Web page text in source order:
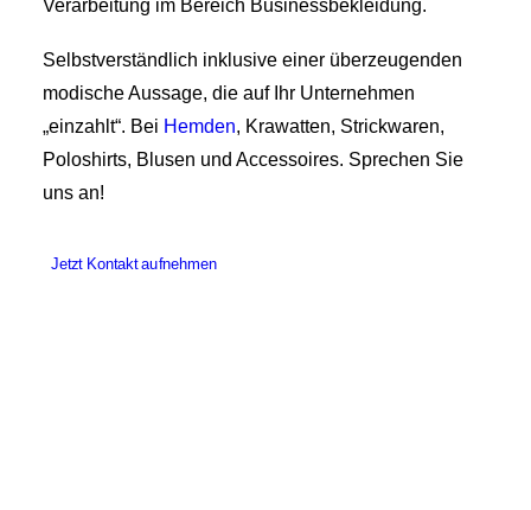
Verarbeitung im Bereich Businessbekleidung.
Selbstverständlich inklusive einer überzeugenden
modische Aussage, die auf Ihr Unternehmen
„einzahlt“. Bei Hemden, Krawatten, Strickwaren,
Poloshirts, Blusen und Accessoires. Sprechen Sie
uns an!
Jetzt Kontakt aufnehmen